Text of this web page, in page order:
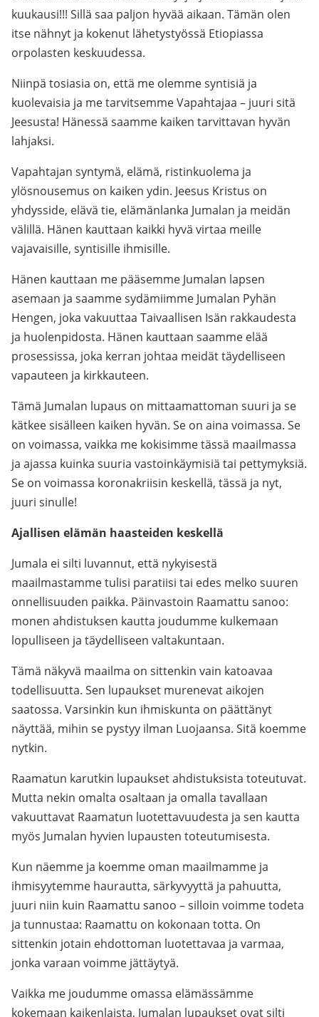
kuukausi!!! Sillä saa paljon hyvää aikaan. Tämän olen
itse nähnyt ja kokenut lähetystyössä Etiopiassa
orpolasten keskuudessa.
Niinpä tosiasia on, että me olemme syntisiä ja
kuolevaisia ja me tarvitsemme Vapahtajaa – juuri sitä
Jeesusta! Hänessä saamme kaiken tarvittavan hyvän
lahjaksi.
Vapahtajan syntymä, elämä, ristinkuolema ja
ylösnousemus on kaiken ydin. Jeesus Kristus on
yhdysside, elävä tie, elämänlanka Jumalan ja meidän
välillä. Hänen kauttaan kaikki hyvä virtaa meille
vajavaisille, syntisille ihmisille.
Hänen kauttaan me pääsemme Jumalan lapsen
asemaan ja saamme sydämiimme Jumalan Pyhän
Hengen, joka vakuuttaa Taivaallisen Isän rakkaudesta
ja huolenpidosta. Hänen kauttaan saamme elää
prosessissa, joka kerran johtaa meidät täydelliseen
vapauteen ja kirkkauteen.
Tämä Jumalan lupaus on mittaamattoman suuri ja se
kätkee sisälleen kaiken hyvän. Se on aina voimassa. Se
on voimassa, vaikka me kokisimme tässä maailmassa
ja ajassa kuinka suuria vastoinkäymisiä tai pettymyksiä.
Se on voimassa koronakriisin keskellä, tässä ja nyt,
juuri sinulle!
Ajallisen elämän haasteiden keskellä
Jumala ei silti luvannut, että nykyisestä
maailmastamme tulisi paratiisi tai edes melko suuren
onnellisuuden paikka. Päinvastoin Raamattu sanoo:
monen ahdistuksen kautta joudumme kulkemaan
lopulliseen ja täydelliseen valtakuntaan.
Tämä näkyvä maailma on sittenkin vain katoavaa
todellisuutta. Sen lupaukset murenevat aikojen
saatossa. Varsinkin kun ihmiskunta on päättänyt
näyttää, mihin se pystyy ilman Luojaansa. Sitä koemme
nytkin.
Raamatun karutkin lupaukset ahdistuksista toteutuvat.
Mutta nekin omalta osaltaan ja omalla tavallaan
vakuuttavat Raamatun luotettavuudesta ja sen kautta
myös Jumalan hyvien lupausten toteutumisesta.
Kun näemme ja koemme oman maailmamme ja
ihmisyytemme haurautta, särkyvyyttä ja pahuutta,
juuri niin kuin Raamattu sanoo – silloin voimme todeta
ja tunnustaa: Raamattu on kokonaan totta. On
sittenkin jotain ehdottoman luotettavaa ja varmaa,
jonka varaan voimme jättäytyä.
Vaikka me joudumme omassa elämässämme
kokemaan kaikenlaista, Jumalan lupaukset ovat silti